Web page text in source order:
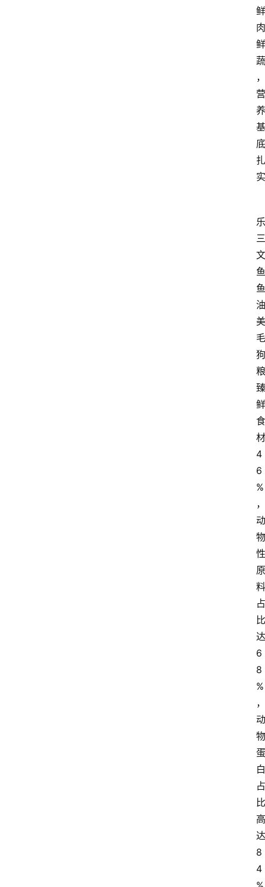
鲜
肉
鲜
蔬
，
营
养
基
底
扎
实
乐
三
文
鱼
鱼
油
美
毛
狗
粮
臻
鲜
食
材
4
6
%
，
动
物
性
原
料
占
比
达
6
8
%
，
动
物
蛋
白
占
比
高
达
8
4